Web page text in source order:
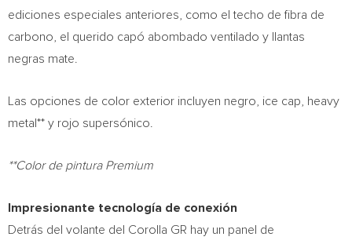
ediciones especiales anteriores, como el techo de fibra de
carbono, el querido capó abombado ventilado y llantas
negras mate.
Las opciones de color exterior incluyen negro, ice cap, heavy
metal** y rojo supersónico.
**Color de pintura Premium
Impresionante tecnología de conexión
Detrás del volante del Corolla GR hay un panel de